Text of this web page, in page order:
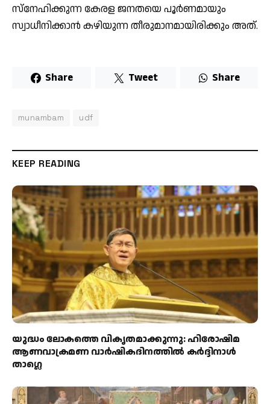
സ്നേഹിക്കുന്ന കേരള ജനതയെ പൂർണമായും
സ്വാധീനിക്കാൻ കഴിയുന്ന തീരുമാനമായിരിക്കും അത്.
Share Tweet Share
munambam udf
KEEP READING
യുദ്ധം ലോകത്തെ വികൃതമാക്കുന്നു: ഹിരോഷിമ
ആണവാക്രമണ വാർഷികദിനത്തിൽ കർദ്ദിനാൾ
താഗ്ലെ